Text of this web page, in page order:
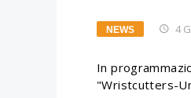
NEWS 4
In
"Wristcutters-